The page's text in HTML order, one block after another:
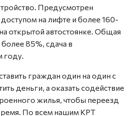
Предусмотрен
на лифте и более 160-
открытой автостоянке. Общая
85%, сдача в
году.
граждан один на один с
деньги, а оказать содействие
жилья, чтобы переезд
По всем нашим КРТ